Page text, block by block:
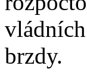
brzdy.